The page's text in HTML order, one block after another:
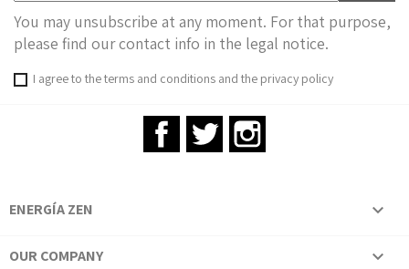
You may unsubscribe at any moment. For that purpose,
please find our contact info in the legal notice.
I agree to the terms and conditions and the privacy policy
FacebookTwitter
ENERGÍA ZEN 
OUR COMPANY 